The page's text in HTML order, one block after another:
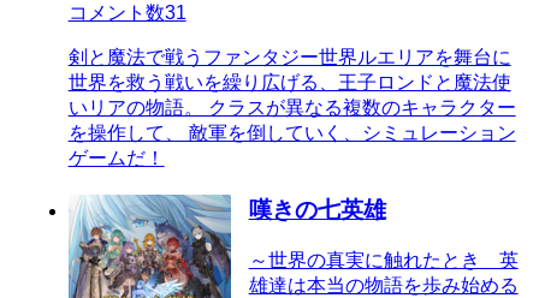
コメント数31
剣と魔法で戦うファンタジー世界ルエリアを舞台に
世界を救う戦いを繰り広げる、王子ロンドと魔法使
いリアの物語。 クラスが異なる複数のキャラクター
を操作して、 敵軍を倒していく、シミュレーション
ゲームだ！
嘆きの七英雄
～世界の真実に触れたとき 英
雄達は本当の物語を歩み始める